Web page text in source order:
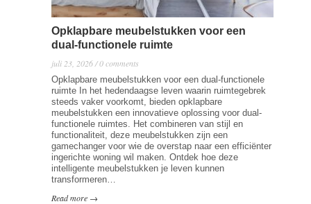
Opklapbare meubelstukken voor een
dual-functionele ruimte
juli 23, 2026 / 0 comments
Opklapbare meubelstukken voor een dual-functionele
ruimte In het hedendaagse leven waarin ruimtegebrek
steeds vaker voorkomt, bieden opklapbare
meubelstukken een innovatieve oplossing voor dual-
functionele ruimtes. Het combineren van stijl en
functionaliteit, deze meubelstukken zijn een
gamechanger voor wie de overstap naar een efficiënter
ingerichte woning wil maken. Ontdek hoe deze
intelligente meubelstukken je leven kunnen
transformeren…
Read more →